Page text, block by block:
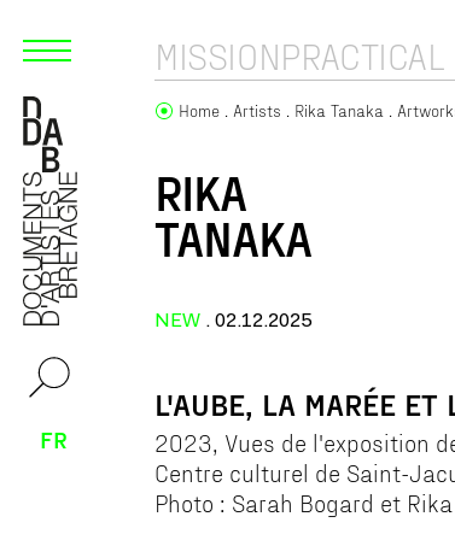
FR
MISSION
Home Artists Rika Tanaka
RIKA
TANAKA
NEW . 02.12.2025
L'AUBE, LA MARÉE ET
2023, Vues de l'exposition
Centre culturel de Saint-
Photo : Sarah Bogard et